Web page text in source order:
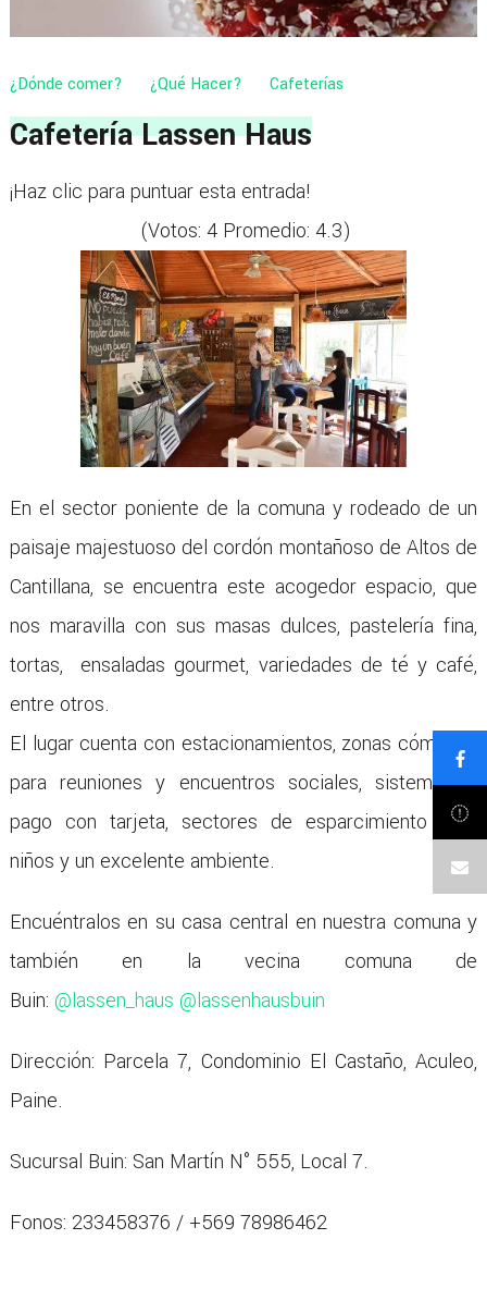
¿Dónde comer? ¿Qué Hacer? Cafeterías
Cafetería Lassen Haus
¡Haz clic para puntuar esta entrada!
(Votos: 4Promedio: 4.3)
En el sector poniente de la comuna y rodeado de un
paisaje majestuoso del cordón montañoso de Altos de
Cantillana, se encuentra este acogedor espacio, que
nos maravilla con sus masas dulces, pastelería fina,
tortas, ensaladas gourmet, variedades de té y café,
entre otros.
El lugar cuenta con estacionamientos, zonas cómodas
para reuniones y encuentros sociales, sistema de
pago con tarjeta, sectores de esparcimiento para
niños y un excelente ambiente.
Encuéntralos en su casa central en nuestra comuna y
también en la vecina comuna de
Buin: @lassen_haus @lassenhausbuin
Dirección: Parcela 7, Condominio El Castaño, Aculeo,
Paine.
Sucursal Buin: San Martín N° 555, Local 7.
Fonos: 233458376 / +569 78986462